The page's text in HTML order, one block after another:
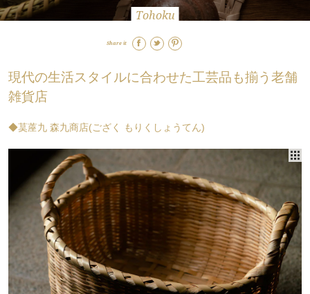
Tohoku
Share it
現代の生活スタイルに合わせた工芸品も揃う老舗
雑貨店
◆茣蓙九 森九商店(ござく もりくしょうてん)